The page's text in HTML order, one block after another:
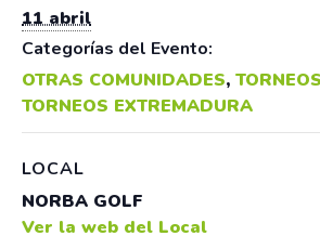
11 abril
Categorías del Evento:
OTRAS COMUNIDADES,
TORNEOS EXTREMADURA
LOCAL
NORBA GOLF
Ver la web del Local